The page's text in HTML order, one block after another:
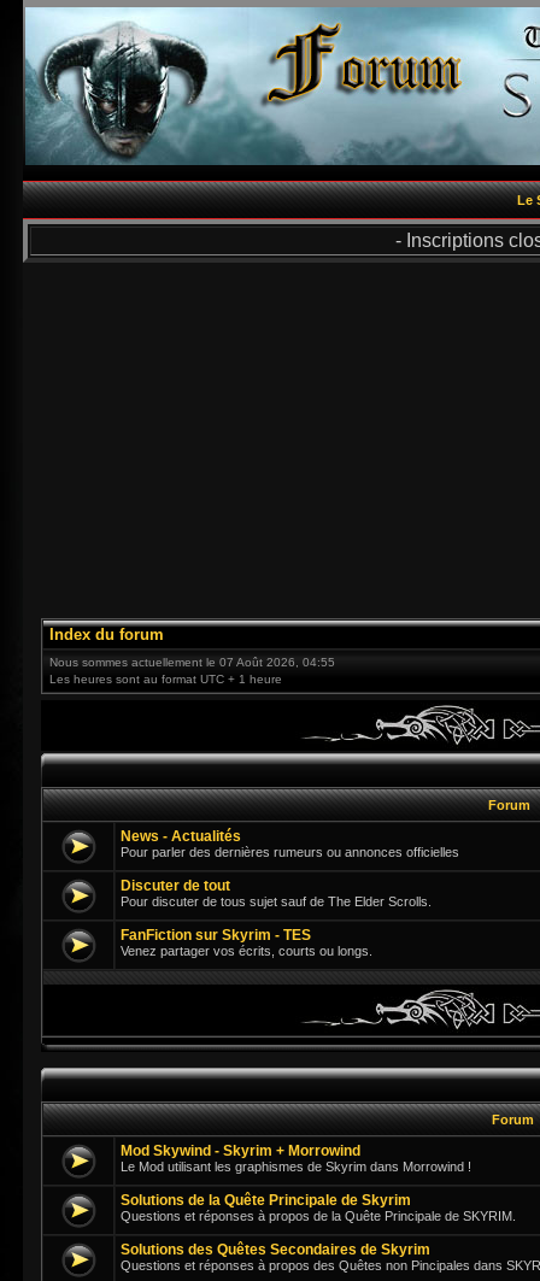
Le
- Inscriptions
Index du forum
Nous sommes actuellement le 07 Août 2026, 04:55
Les heures sont au format UTC + 1 heure
Forum
News - Actualités
Pour parler des dernières rumeurs ou annonces officielles
Discuter de tout
Pour discuter de tous sujet sauf de The Elder Scrolls.
FanFiction sur Skyrim - TES
Venez partager vos écrits, courts ou longs.
Forum
Mod Skywind - Skyrim + Morrowind
Le Mod utilisant les graphismes de Skyrim dans Morrowind !
Solutions de la Quête Principale de Skyrim
Questions et réponses à propos de la Quête Principale de SKYRIM.
Solutions des Quêtes Secondaires de Skyrim
Questions et réponses à propos des Quêtes non Pincipales dans